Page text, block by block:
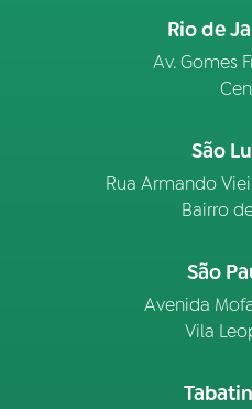
Rio de
Av. Gomes
São
Rua Armando
Bairro
São
Avenida
Vila